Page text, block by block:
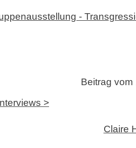
-
>
Beitrag
Claire